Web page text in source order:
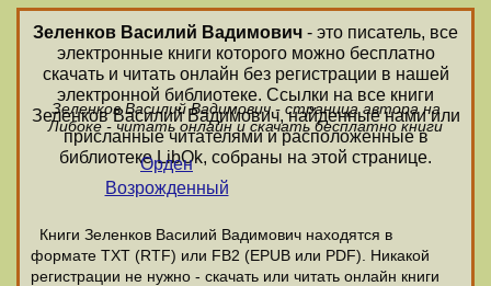
Зеленков Василий Вадимович - это писатель, все
электронные книги которого можно бесплатно
скачать и читать онлайн без регистрации в нашей
электронной библиотеке. Ссылки на все книги
Зеленков Василий Вадимович, найденные нами или
присланные читателями и расположенные в
библиотеке LibOk, собраны на этой странице.
Зеленков Василий Вадимович - страница автора на
Либоке - читать онлайн и скачать бесплатно книги
Орден
Возрожденный
Книги Зеленков Василий Вадимович находятся в
формате ТХТ (RTF) или FB2 (EPUB или PDF). Никакой
регистрации не нужно - скачать или читать онлайн книги